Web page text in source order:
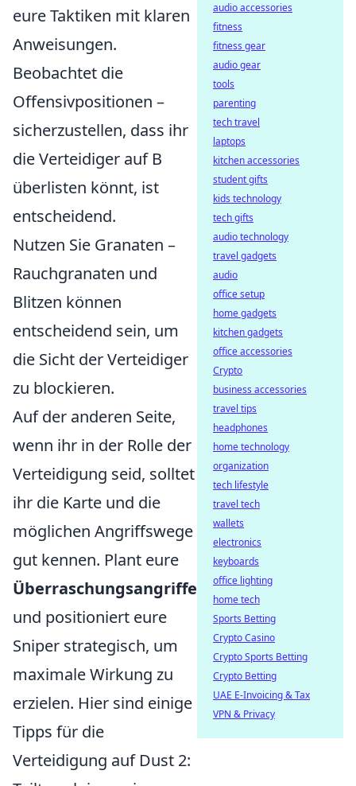
eure Taktiken mit klaren
Anweisungen.
Beobachtet die
Offensivpositionen –
sicherzustellen, dass ihr
die Verteidiger auf B
überlisten könnt, ist
entscheidend.
Nutzen Sie Granaten –
Rauchgranaten und
Blitzen können
entscheidend sein, um
die Sicht der Verteidiger
zu blockieren.
Auf der anderen Seite,
wenn ihr in der Rolle der
Verteidigung seid, solltet
ihr die Karte und die
möglichen Angriffswege
gut kennen. Plant eure
Überraschungsangriffe
und positioniert eure
Sniper strategisch, um
maximale Wirkung zu
erzielen. Hier sind einige
Tipps für die
Verteidigung auf Dust 2:
audio accessories
fitness
fitness gear
audio gear
tools
parenting
tech travel
laptops
kitchen accessories
student gifts
kids technology
tech gifts
audio technology
travel gadgets
audio
office setup
home gadgets
kitchen gadgets
office accessories
Crypto
business accessories
travel tips
headphones
home technology
organization
tech lifestyle
travel tech
wallets
electronics
keyboards
office lighting
home tech
Sports Betting
Crypto Casino
Crypto Sports Betting
Crypto Betting
UAE E-Invoicing & Tax
VPN & Privacy